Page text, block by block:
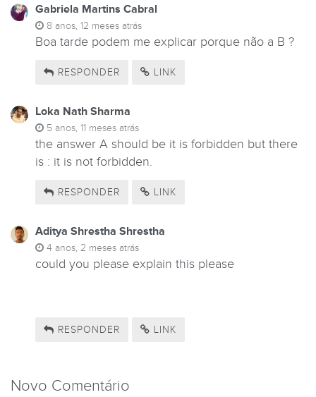
Gabriela Martins Cabral
8 anos, 12 meses atrás
Boa tarde podem me explicar porque não a B ?
RESPONDER LINK
Loka Nath Sharma
5 anos, 11 meses atrás
the answer A should be it is forbidden but there
is : it is not forbidden.
RESPONDER LINK
Aditya Shrestha Shrestha
4 anos, 2 meses atrás
could you please explain this please
RESPONDER LINK
Novo Comentário